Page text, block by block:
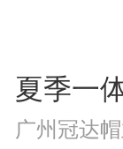
广州冠达